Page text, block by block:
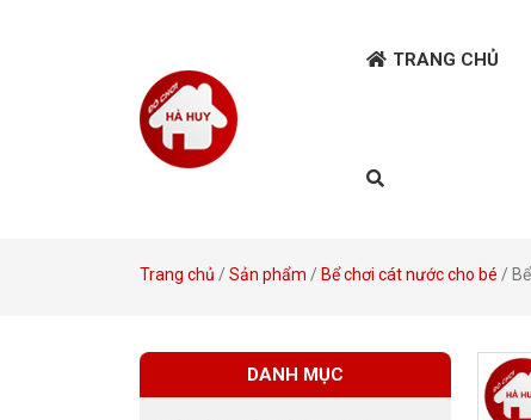
TRANG CHỦ
Trang chủ / Sản phẩm / Bể chơi cát nước cho bé /
DANH MỤC